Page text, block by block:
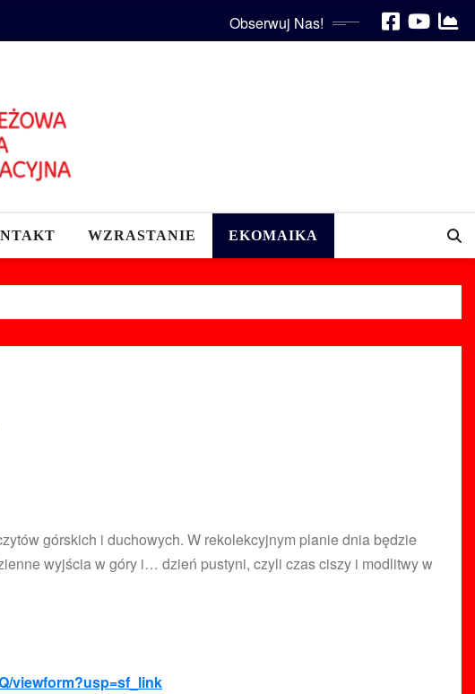
Obserwuj Nas!
WZRASTANIE EKOMAIKA
górskich i duchowych. W rekolekcyjnym planie dnia będzie
wyjścia w góry i… dzień pustyni, czyli czas ciszy i modlitwy w
viewform?usp=sf_link